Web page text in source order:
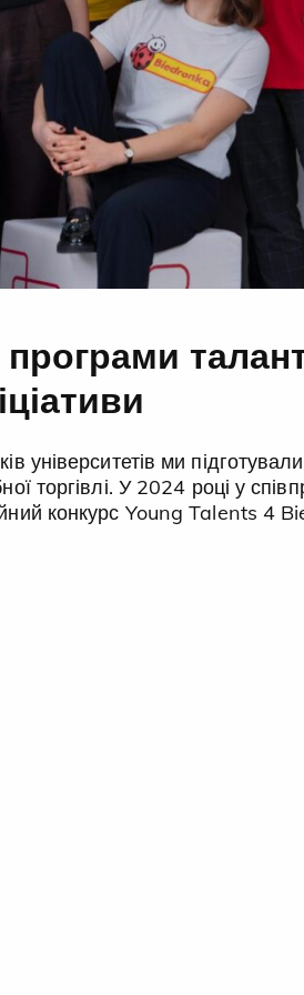
університетів ми
торгівлі. У 2024 році у
конкурс Young Talents 4